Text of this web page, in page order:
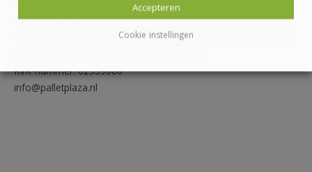
1332 AC Almere
Telefoon: 036 760 4262
KvK-nummer: 62559060
info@palletplaza.nl
Cookie instellingen
Accepteren